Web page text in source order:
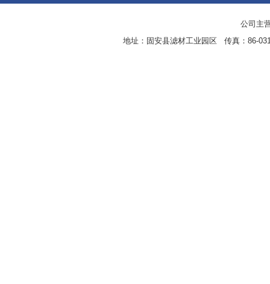
公司主
地址：固安县滤材工业园区 传真：86-